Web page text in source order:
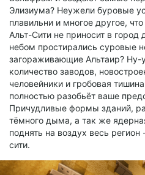
Элизиума? Неужели буровые
плавильни и многое другое,
Альт-Сити не приносит в город
небом простирались суровые
загораживающие Альтаир? Ну-
количество заводов,
человейники и гробовая
полностью разобьёт ваше
Причудливые формы зданий,
тёмного дыма, а так же
поднять на воздух весь
сити.